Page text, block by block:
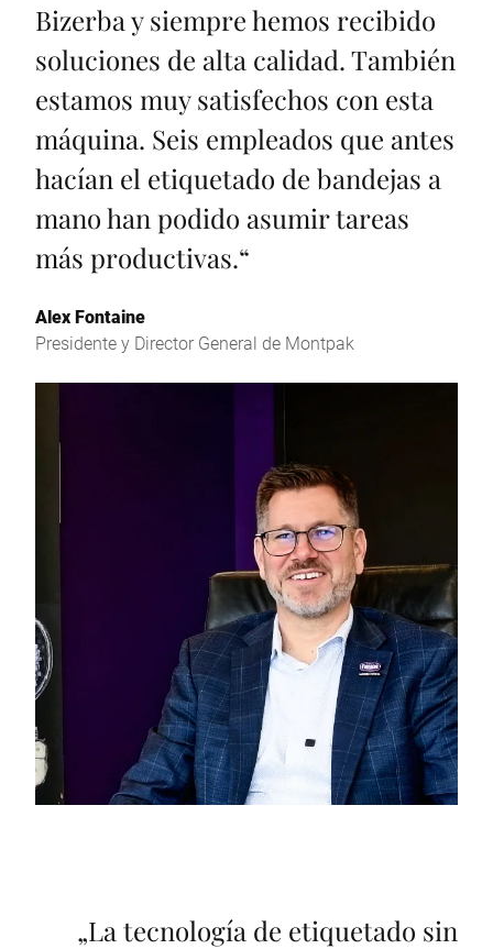
Bizerba y siempre hemos recibido
soluciones de alta calidad. También
estamos muy satisfechos con esta
máquina. Seis empleados que antes
hacían el etiquetado de bandejas a
mano han podido asumir tareas
más productivas.“
Alex Fontaine
Presidente y Director General de Montpak
„La tecnología de etiquetado sin